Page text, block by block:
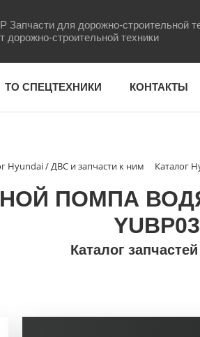
Запчасти для дорожно-строительной
дорожно-строительной техники
ТО СПЕЦТЕХНИКИ КОНТАКТЫ
Hyundai / ДВС и запчасти к ним Каталог
ПОМПА
Каталог